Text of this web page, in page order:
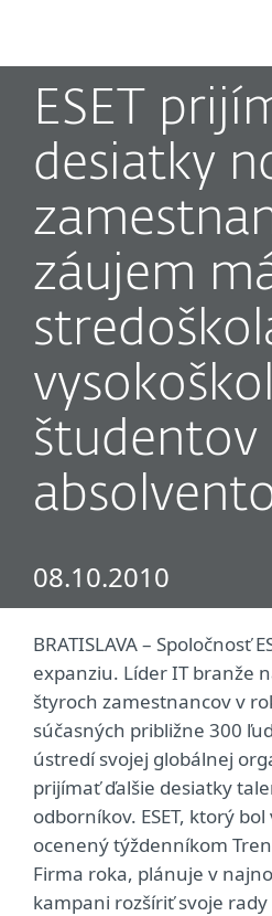
ESET
desiatky
záujem
študentov
08.10.2010
BRATISLAVA – Spoločnosť
expanziu. Líder IT branže
štyroch zamestnancov v
súčasných približne 300
ústredí svojej globálnej
prijímať ďalšie desiatky
odborníkov. ESET, ktorý
ocenený týždenníkom
Firma roka, plánuje v
kampani rozšíriť svoje